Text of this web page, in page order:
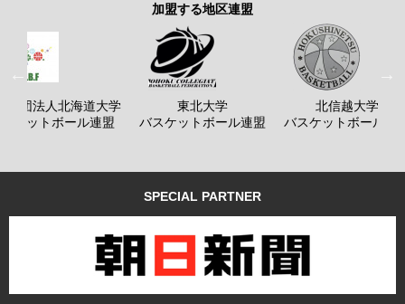
加盟する地区連盟
社団法人北海道大学
ケットボール連盟
東北大学
バスケットボール連盟
北信越大学
バスケットボール連
SPECIAL PARTNER